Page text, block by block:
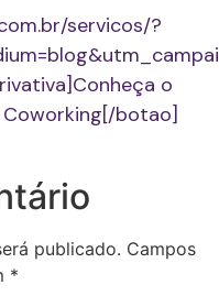
servicos/?
o
botao]
publicado. Campos
*